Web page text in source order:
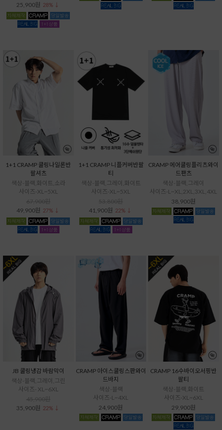
25,900원 28% ↓
1+1 CRAMP 쿨링나일론반
팔셔츠
색상-블랙,화이트,소라
사이즈-XL~5XL
49,900원 27% ↓
1+1 CRAMP 니플커버반팔
티
색상-블랙,그레이,화이트
사이즈-XL~5XL
41,900원 22% ↓
CRAMP 에어쿨링플리츠와이
드팬츠
색상-블랙,그레이
사이즈-L~XL,2XL,3XL,4XL
38,900원
JB 쿨링냉감 바람막이
색상-블랙,그레이,그린
사이즈- XL~6XL
35,900원 22% ↓
CRAMP 아이스쿨링스판와이
드바지
색상-블랙
사이즈-L~4XL
24,900원
CRAMP 16수바이오서핑반
팔티
색상-블랙,화이트
사이즈-XL~6XL
29,900원